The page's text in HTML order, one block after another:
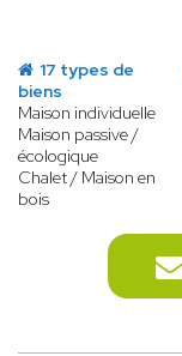
17 types de
biens
Maison individuelle
Maison passive /
écologique
Chalet / Maison en
bois